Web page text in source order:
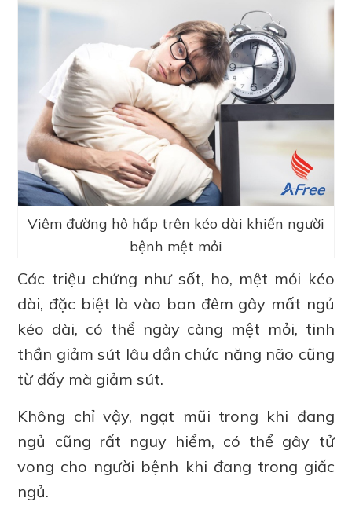
Viêm đường hô hấp trên kéo dài khiến người
bệnh mệt mỏi
Các triệu chứng như sốt, ho, mệt mỏi kéo
dài, đặc biệt là vào ban đêm gây mất ngủ
kéo dài, có thể ngày càng mệt mỏi, tinh
thần giảm sút lâu dần chức năng não cũng
từ đấy mà giảm sút.
Không chỉ vậy, ngạt mũi trong khi đang
ngủ cũng rất nguy hiểm, có thể gây tử
vong cho người bệnh khi đang trong giấc
ngủ.